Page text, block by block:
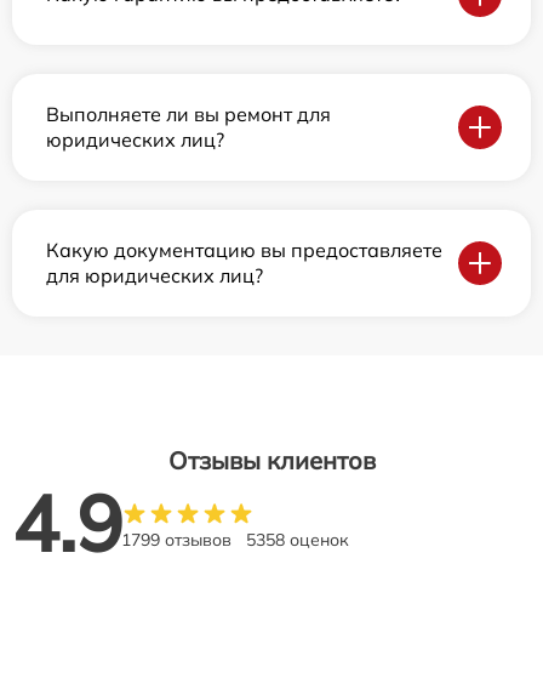
Выполняете ли вы ремонт для
юридических лиц?
Какую документацию вы предоставляете
для юридических лиц?
Отзывы клиентов
4.91799 отзывов 5358 оценок